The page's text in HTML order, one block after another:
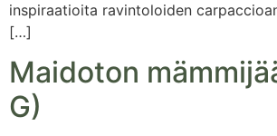
inspiraatioita ravintoloiden
[…]
Maidoton
G)